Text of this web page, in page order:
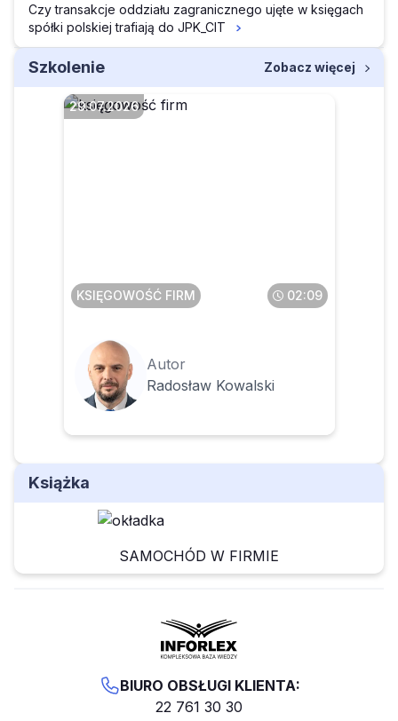
Czy transakcje oddziału zagranicznego ujęte w księgach
spółki polskiej trafiają do JPK_CIT
Szkolenie Zobacz więcej
29.07.2026
KSIĘGOWOŚĆ FIRM 02:09
Autor
Radosław Kowalski
Książka
SAMOCHÓD W FIRMIE
BIURO OBSŁUGI KLIENTA:
22 761 30 30